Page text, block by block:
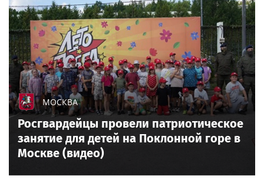
МОСКВА
Росгвардейцы провели патриотическое
занятие для детей на Поклонной горе в
Москве (видео)